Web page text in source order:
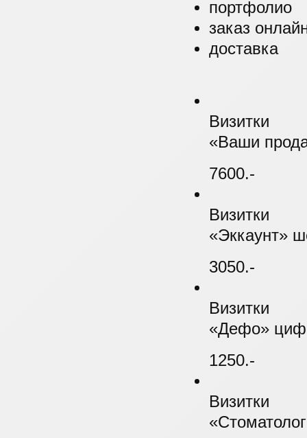
портфолио
заказ
доставка
Визитки
«Ваши
7600.-
Визитки
«Эккаунт»
3050.-
Визитки
«Дефо»
1250.-
Визитки